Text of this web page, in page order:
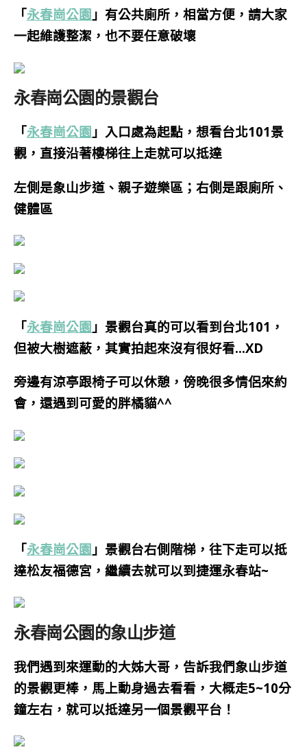
「永春崗公園 」有公共廁所，相當方便，請大家
一起維護整潔，也不要任意破壞
永春崗公園的景觀台
「永春崗公園 」入口處為起點，想看台北101景
觀，直接沿著樓梯往上走就可以抵達
左側是象山步道、 親子遊樂區； 右側是跟廁所、
健體區
「永春崗公園 」景觀台真的可以看到台北101，
但被大樹遮蔽，其實拍起來沒有很好看…XD
旁邊有涼亭跟椅子可以休憩，傍晚很多情侶來約
會，還遇到可愛的胖橘貓^^
「永春崗公園 」景觀台右側階梯，往下走可以抵
達松友福德宮，繼續去就可以到捷運永春站~
永春崗公園的象山步道
我們遇到來運動的大姊大哥，告訴我們象山步道
的景觀更棒，馬上動身過去看看，大概走5~10分
鐘左右，就可以抵達另一個景觀平台！